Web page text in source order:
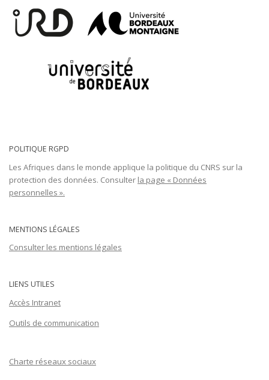
POLITIQUE RGPD
Les Afriques dans le monde applique la politique du CNRS sur la
protection des données. Consulter la page « Données
personnelles ».
MENTIONS LÉGALES
Consulter les mentions légales
LIENS UTILES
Accès Intranet
Outils de communication
Charte réseaux sociaux